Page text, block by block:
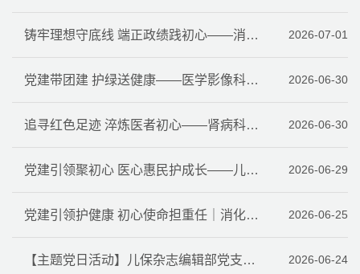
铸牢理想守底线 端正政绩践初心——消毒供应科党支部举行“铸牢理想守底线 端正政绩践初心”主题党日活动 2026-07-01
党建带团建 护绿送健康——医学影像科党支部、团支部赴沣峪国有林场开展红色教育、党建交流及义诊活动 2026-06-30
追寻红色足迹 淬炼医者初心——肾病科党支部开展迎七一党史学习教育 2026-06-30
党建引领聚初心 医心惠民护成长——儿科党支部走进爱菊粮油集团开展支部共建活动 2026-06-29
党建引领护健康 初心使命担重任｜消化内科党支部召开组织生活会 2026-06-25
【主题党日活动】儿保杂志编辑部党支部赴西安国家版本馆参观学习 2026-06-24